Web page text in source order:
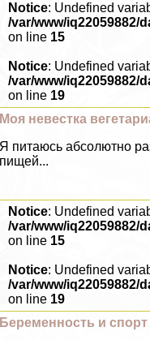
Notice: Undefined
/var/www/iq22059882/
on line 15
Notice: Undefined
/var/www/iq22059882/
on line 19
Моя невестка
Я питаюсь абсолютно
пищей...
Notice: Undefined
/var/www/iq22059882/
on line 15
Notice: Undefined
/var/www/iq22059882/
on line 19
Беременность и спорт